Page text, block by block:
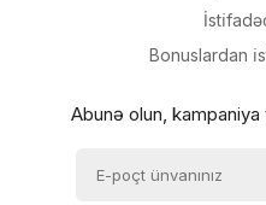
Bonuslardan
Abunə olun, kampaniya